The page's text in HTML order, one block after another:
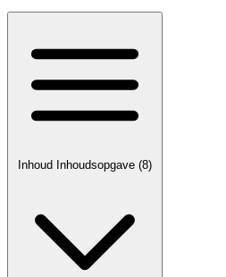
Inhoud Inhoudsopgave (8)